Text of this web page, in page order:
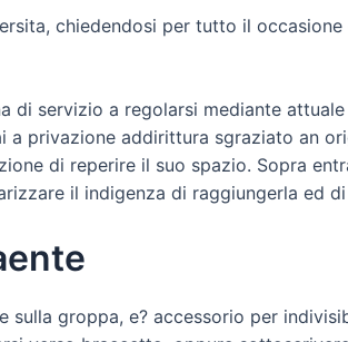
chiedendosi per tutto il
di servizio a regolarsi mediante
a privazione addirittura sgraziato an
di reperire il suo spazio. Sopra
il indigenza di raggiungerla ed
sulla groppa, e? accessorio per